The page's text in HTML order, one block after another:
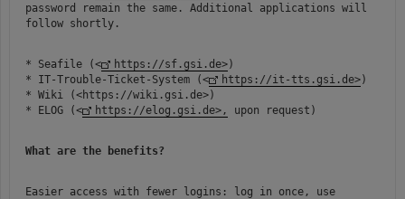
password remain the same. Additional applications will
follow shortly.
* Seafile (< https://sf.gsi.de>)
* IT-Trouble-Ticket-System (< https://it-tts.gsi.de>)
* Wiki (<https://wiki.gsi.de>)
* ELOG (< https://elog.gsi.de>, upon request)
What are the benefits?
Easier access with fewer logins: log in once, use